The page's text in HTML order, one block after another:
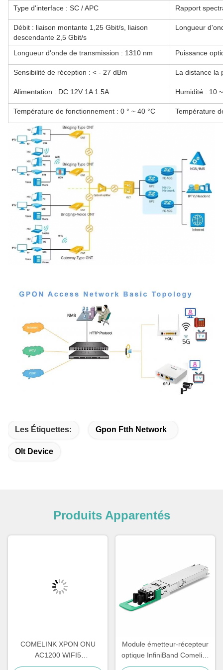
Type d'interface : SC / APC Rapport
Débit : liaison montante 1,25 Gbit/s, liaison
descendante 2,5 Gbit/s
Longueur
Longueur d'onde de transmission : 1310 nm Puissance
Sensibilité de réception : < - 27 dBm La distance la
Alimentation : DC 12V 1A 1.5A Humidité : 10
Température de fonctionnement : 0 ° ~ 40 °C Température
Les Étiquettes: Gpon Ftth Network
Olt Device
Produits Apparentés
COMELINK XPON ONU
AC1200 WIFI5
4GE+1POTS+WIFI
Module émetteur-récepteur
optique InfiniBand Comelink
Compatible 1.6T 2 X FR4